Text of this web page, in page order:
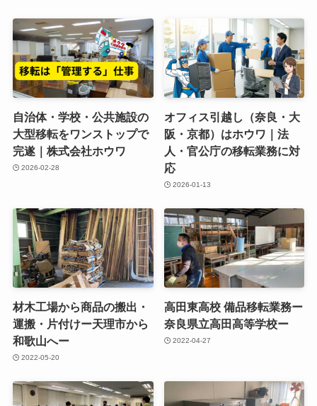
自治体・学校・公共施設の
大型移転をワンストップで
完遂｜株式会社ホウワ
2026-02-28
オフィス引越し（奈良・大
阪・京都）はホウワ｜法
人・官公庁の移転業務に対
応
2026-01-13
材木工場から商品の搬出・
運搬・片付けー天理市から
和歌山へー
2022-05-20
高田東高校 備品移転業務ー
奈良県立高田高等学校ー
2022-04-27